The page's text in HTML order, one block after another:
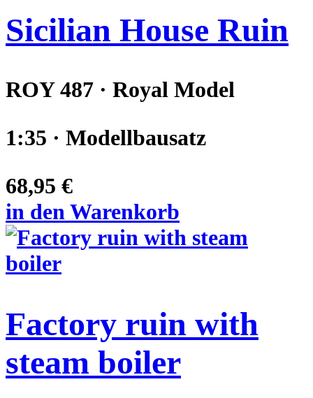
Sicilian House Ruin
ROY 487 · Royal Model
1:35 · Modellbausatz
68,95 €
in den Warenkorb
Factory ruin with
steam boiler